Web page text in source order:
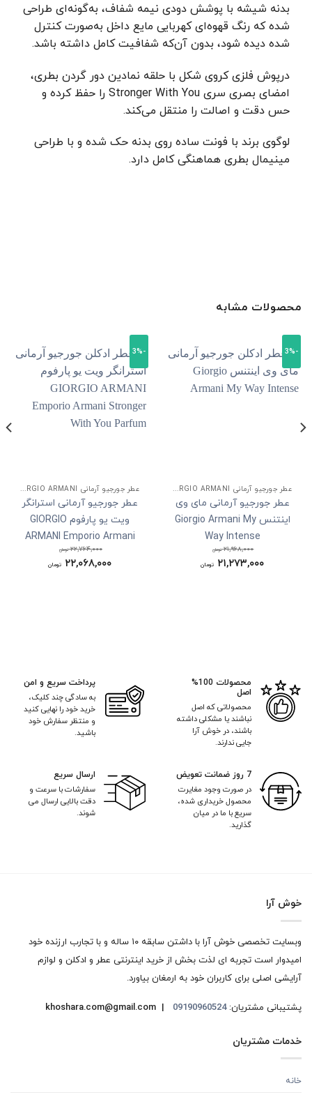
بدنه شیشه با پوشش دودی نیمه شفاف، به‌گونه‌ای طراحی
شده که رنگ قهوه‌ای کهربایی مایع داخل به‌صورت کنترل
شده دیده شود، بدون آن‌که شفافیت کامل داشته باشد.
درپوش فلزی کروی شکل با حلقه نمادین دور گردن بطری،
امضای بصری سری Stronger With You را حفظ کرده و
حس دقت و اصالت را منتقل می‌کند.
لوگوی برند با فونت ساده روی بدنه حک شده و با طراحی
مینیمال بطری هماهنگی کامل دارد.
محصولات مشابه
-3%
عطر جورجیو آرمانی GIORGIO ARMANI
عطر جورجیو آرمانی مای وی
اینتنس Giorgio Armani My
Way Intense
۲۱,۹۶۸,۰۰۰ تومان
قیمت
اصلی:
۲۱,۲۷۳,۰۰۰ تومان
-3%
عطر جورجیو آرمانی GIORGIO ARMANI
عطر جورجیو آرمانی استرانگر
ویت یو پارفوم GIORGIO
ARMANI Emporio Armani
Stronger With You
Parfum
۲۲,۷۶۴,۰۰۰ تومان
قیمت
اصلی:
۲۲,۰۶۸,۰۰۰ تومان
محصولات 100%
اصل
محصولاتی که اصل
نباشند یا مشکلی داشته
باشند، در خوش آرا
جایی ندارند.
پرداخت سریع و امن
به سادگی چند کلیک،
خرید خود را نهایی کنید
و منتظر سفارش خود
باشید.
7 روز ضمانت تعویض
در صورت وجود مغایرت
محصول خریداری شده،
سریع با ما در میان
گذارید.
ارسال سریع
سفارشات با سرعت و
دقت بالایی ارسال می
شوند.
خوش آرا
وبسایت تخصصی خوش آرا با داشتن سابقه ۱۰ ساله و با تجارب ارزنده خود
امیدوار است تجربه ای لذت بخش از خرید اینترنتی عطر و ادکلن و لوازم
آرایشی اصلی برای کاربران خود به ارمغان بیاورد.
پشتیبانی مشتریان: khoshara.com@gmail.com | 09190960524
خدمات مشتریان
خانه